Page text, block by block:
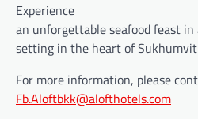
Experience
an unforgettable seafood feast
setting in the heart of
For more information, please
Fb.Aloftbkk@alofthotels.com